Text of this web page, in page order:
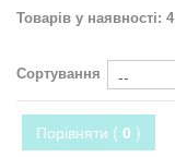
Товарів у наявності: 4
Сортування
Порівняти ( 0 )